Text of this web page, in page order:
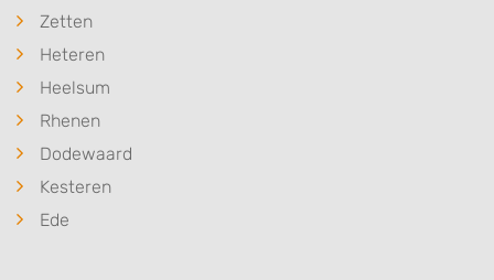
Zetten
Heteren
Heelsum
Rhenen
Dodewaard
Kesteren
Ede